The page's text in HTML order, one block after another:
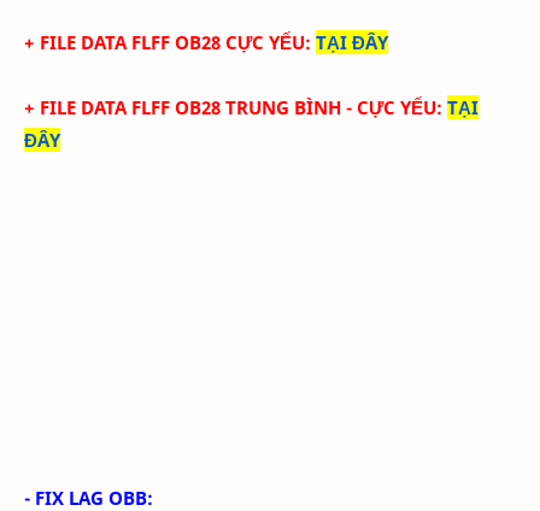
+ FILE DATAFLFF OB28 CỰC YẾU: TẠI ĐÂY
+ FILE DATAFLFF OB28 TRUNG BÌNH - CỰC YẾU: TẠI
ĐÂY
- FIX LAG OBB: